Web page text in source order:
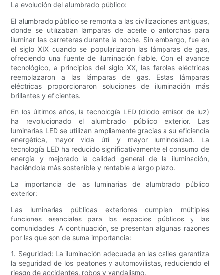
La evolución del alumbrado público:
El alumbrado público se remonta a las civilizaciones antiguas,
donde se utilizaban lámparas de aceite o antorchas para
iluminar las carreteras durante la noche. Sin embargo, fue en
el siglo XIX cuando se popularizaron las lámparas de gas,
ofreciendo una fuente de iluminación fiable. Con el avance
tecnológico, a principios del siglo XX, las farolas eléctricas
reemplazaron a las lámparas de gas. Estas lámparas
eléctricas proporcionaron soluciones de iluminación más
brillantes y eficientes.
En los últimos años, la tecnología LED (diodo emisor de luz)
ha revolucionado el alumbrado público exterior. Las
luminarias LED se utilizan ampliamente gracias a su eficiencia
energética, mayor vida útil y mayor luminosidad. La
tecnología LED ha reducido significativamente el consumo de
energía y mejorado la calidad general de la iluminación,
haciéndola más sostenible y rentable a largo plazo.
La importancia de las luminarias de alumbrado público
exterior:
Las luminarias públicas exteriores cumplen múltiples
funciones esenciales para los espacios públicos y las
comunidades. A continuación, se presentan algunas razones
por las que son de suma importancia:
1. Seguridad: La iluminación adecuada en las calles garantiza
la seguridad de los peatones y automovilistas, reduciendo el
riesgo de accidentes, robos y vandalismo.